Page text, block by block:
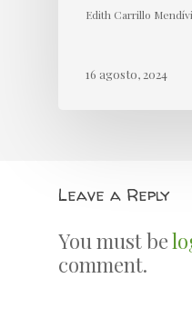
Edith Carrillo
16 agosto, 2024
Leave a Reply
You must be
comment.